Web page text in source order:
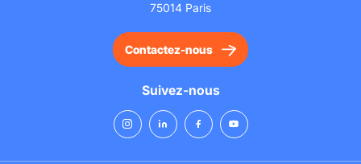
75014 Paris
Contactez-nous
Suivez-nous